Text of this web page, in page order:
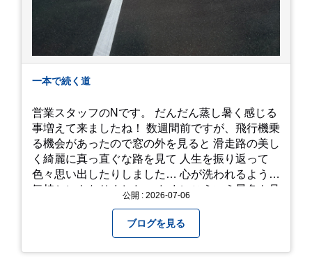
一本で続く道
営業スタッフのNです。 だんだん蒸し暑く感じる
事増えて来ましたね！ 数週間前ですが、飛行機乗
る機会があったので窓の外を見ると 滑走路の美し
く綺麗に真っ直ぐな路を見て 人生を振り返って
色々思い出したりしました… 心が洗われるような
気持ちにもなりました。 たまにこういう景色も見
番になりますが皆様方くれぐれもご自愛ください
公開 : 2026-07-06
ブログを見る